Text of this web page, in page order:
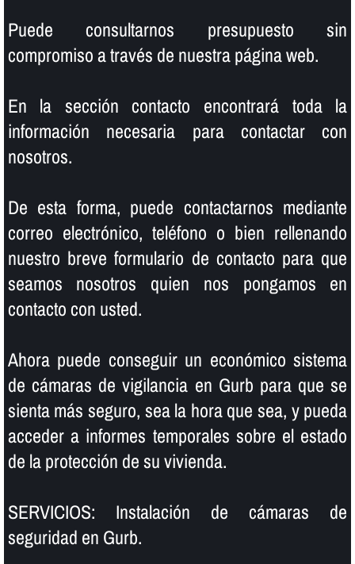
Puede consultarnos presupuesto sin
compromiso a través de nuestra página web.
En la sección contacto encontrará toda la
información necesaria para contactar con
nosotros.
De esta forma, puede contactarnos mediante
correo electrónico, teléfono o bien rellenando
nuestro breve formulario de contacto para que
seamos nosotros quien nos pongamos en
contacto con usted.
Ahora puede conseguir un económico sistema
de cámaras de vigilancia en Gurb para que se
sienta más seguro, sea la hora que sea, y pueda
acceder a informes temporales sobre el estado
de la protección de su vivienda.
SERVICIOS: Instalación de cámaras de
seguridad en Gurb.